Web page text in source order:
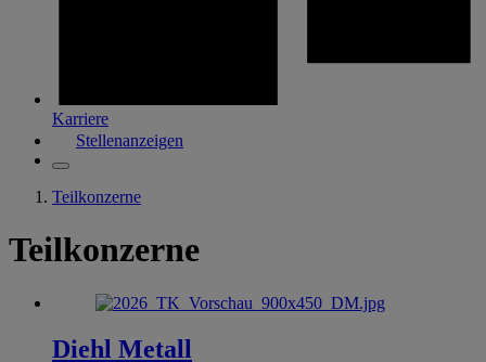
Karriere
Stellenanzeigen
Teilkonzerne
Teilkonzerne
Diehl Metall